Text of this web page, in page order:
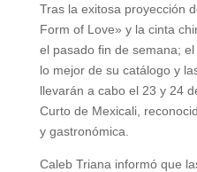
Tras la exitosa proyección
Form of Love» y la cinta
el pasado fin de semana;
lo mejor de su catálogo y
llevarán a cabo el 23 y 24
Curto de Mexicali,
y gastronómica.
Caleb Triana informó que